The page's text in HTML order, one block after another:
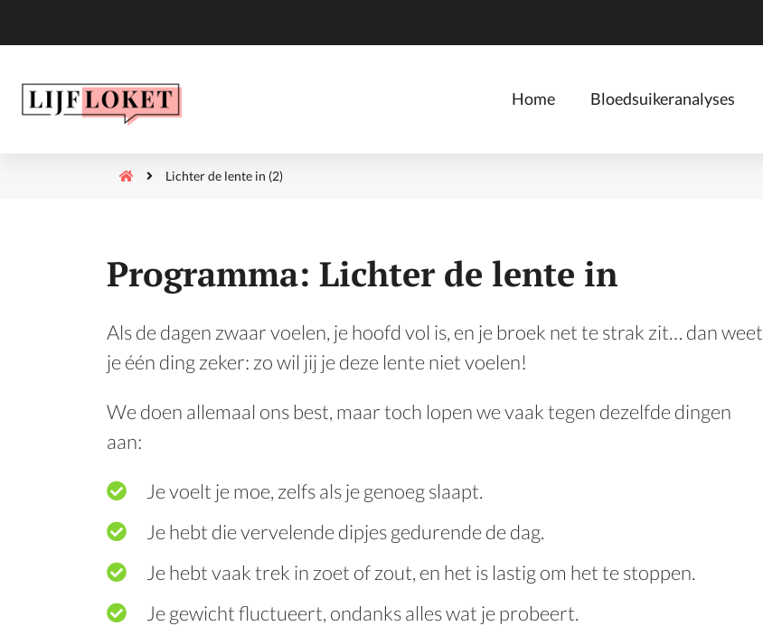
Home Bloedsuikeranalyses
Lichter de lente in (2)
Programma: Lichter de lente in
Als de dagen zwaar voelen, je hoofd vol is, en je broek net te strak zit… dan weet
je één ding zeker: zo wil jij je deze lente niet voelen!
We doen allemaal ons best, maar toch lopen we vaak tegen dezelfde dingen
aan:
Je voelt je moe, zelfs als je genoeg slaapt.
Je hebt die vervelende dipjes gedurende de dag.
Je hebt vaak trek in zoet of zout, en het is lastig om het te stoppen.
Je gewicht fluctueert, ondanks alles wat je probeert.